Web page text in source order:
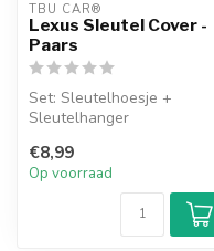
TBU CAR®
Lexus Sleutel Cover -
Paars
Set: Sleutelhoesje +
Sleutelhanger
€8,99
Op voorraad